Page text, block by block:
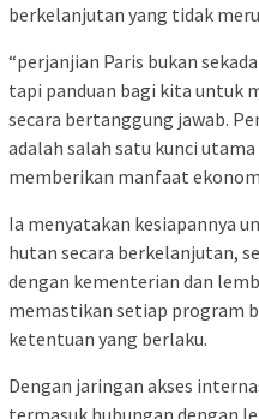
berkelanjutan yang tidak
“perjanjian Paris bukan
tapi panduan bagi kita untuk
secara bertanggung jawab.
adalah salah satu kunci
memberikan manfaat
Ia menyatakan kesiapannya
hutan secara berkelanjutan,
dengan kementerian dan
memastikan setiap program
ketentuan yang berlaku.
Dengan jaringan akses